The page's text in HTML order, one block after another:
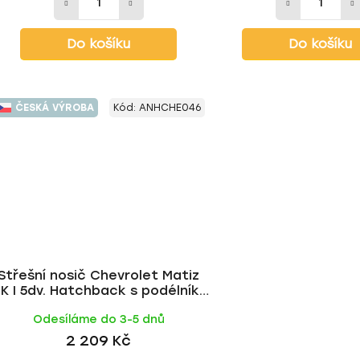
Do košíku Do košíku
ČESKÁ VÝROBA
nosič Chevrolet Matiz
I 5dv. Hatchback s podélníky
Odesíláme do 3-5 dnů
2 209 Kč
Kód: ANHCHE046